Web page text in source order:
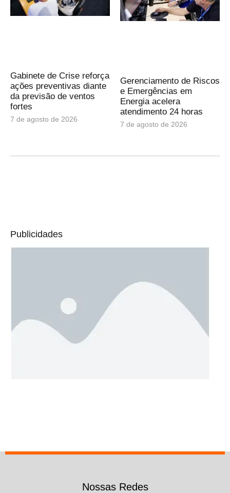
Gabinete de Crise reforça
ações preventivas diante
da previsão de ventos
fortes
7 de agosto de 2026
Gerenciamento de Riscos
e Emergências em
Energia acelera
atendimento 24 horas
7 de agosto de 2026
Publicidades
Nossas Redes